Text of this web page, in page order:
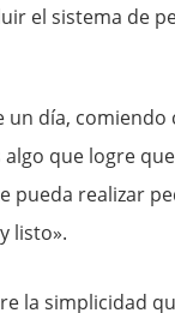
el sistema de
día, comiendo
algo que logre
pueda realizar
listo».
la simplicidad